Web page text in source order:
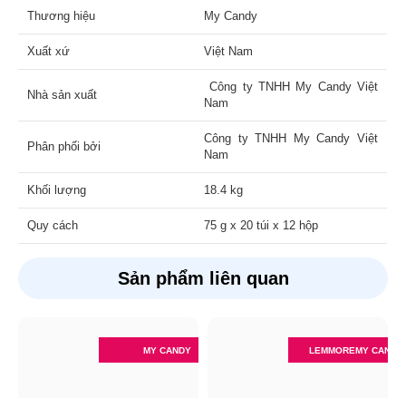
Thương hiệu My Candy
Xuất xứ Việt Nam
Nhà sản xuất
Công ty TNHH My Candy Việt
Nam
Phân phối bởi
Công ty TNHH My Candy Việt
Nam
Khối lượng 18.4 kg
Quy cách 75 g x 20 túi x 12 hộp
Sản phẩm liên quan
MY CANDY LEMMOREMY CANDY